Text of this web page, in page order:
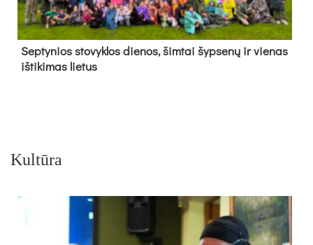
Sep­ty­nios sto­vyk­los die­nos, šim­tai šyp­se­nų ir vie­nas
iš­ti­ki­mas lie­tus
Kultūra